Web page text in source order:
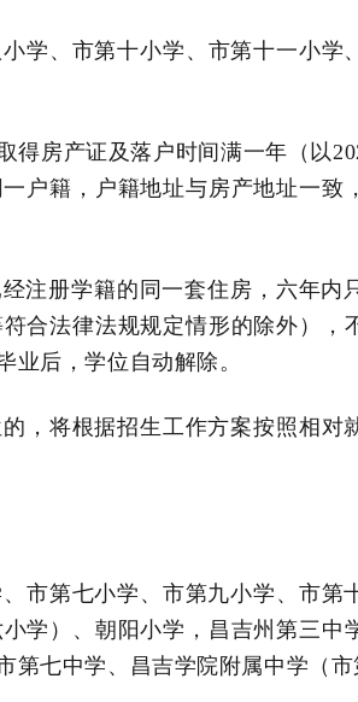
学、 市第十小学、 市第十一小学
得房产证及落户时间满一年（以
户籍，户籍地址与房产地址一致
注册学籍的同一套住房，六年内
合法律法规规定情形的除外），
后，学位自动解除。
，将根据招生工作方案按照相对
市第七小学、 市第九小学、 市第
学）、朝阳小学， 昌吉州第三中
第七中学、昌吉学院附属中学（ 市